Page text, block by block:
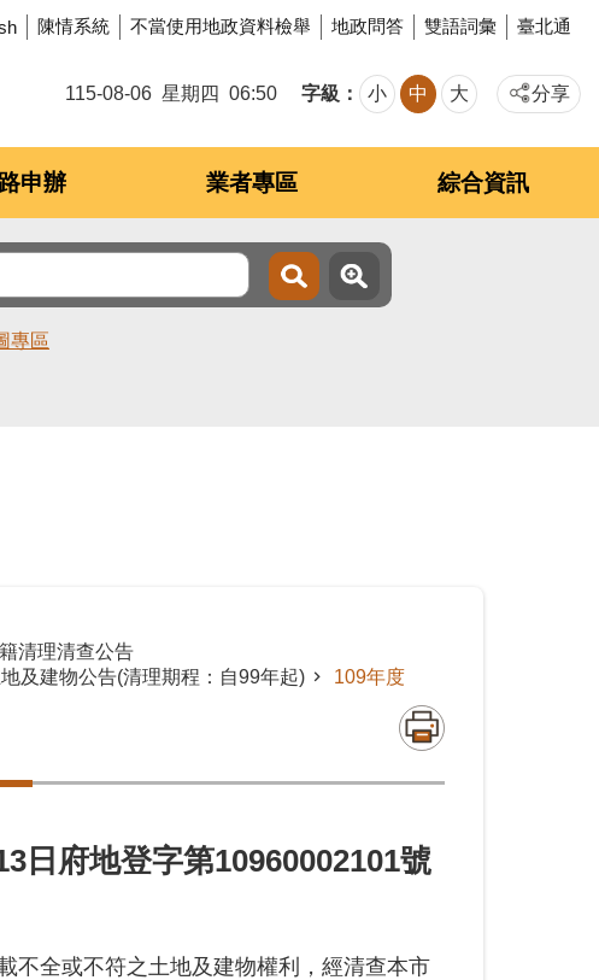
陳情系統 不當使用地政資料檢舉 地政問答 雙語詞彙 臺北通
115-08-06 星期四 06:50 字級 小 中 大 分享
申辦 業者專區 綜合資訊
專區
清理清查公告
及建物公告(清理期程：自99年起)
109年度
日府地登字第10960002101號
不全或不符之土地及建物權利，經清查本市